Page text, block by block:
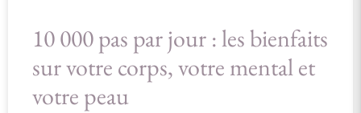
10 000 pas par jour : les bienfaits
sur votre corps, votre mental et
votre peau